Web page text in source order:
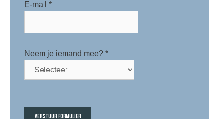
E-mail *
Neem je iemand mee? *